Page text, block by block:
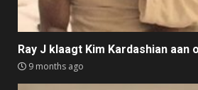
Ray J klaagt Kim Kardashian aan
9 months ago